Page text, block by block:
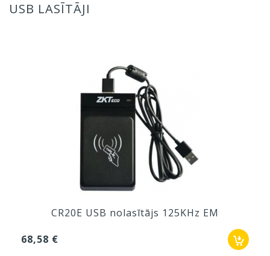
USB LASĪTĀJI
CR20E USB nolasītājs 125KHz EM
68,58 €